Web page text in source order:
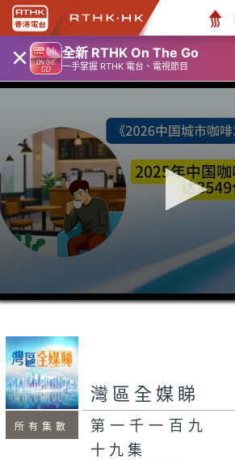
× 全新 RTHK On The Go
一手掌握 RTHK 電台、電視節目
0
seconds
minutes,
6
seconds
所有集數
灣區全媒睇
第一千一百九
十九集